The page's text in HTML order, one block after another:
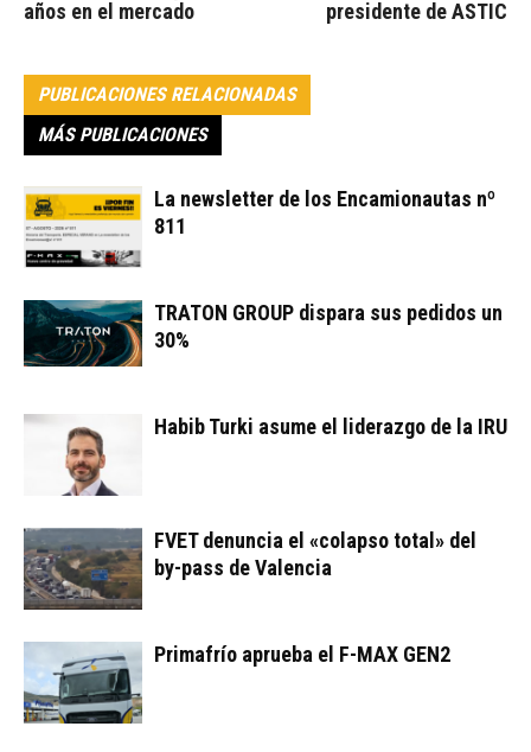
años en el mercado
presidente de ASTIC
PUBLICACIONES RELACIONADAS
MÁS PUBLICACIONES
La newsletter de los Encamionautas nº
811
TRATON GROUP dispara sus pedidos un
30%
Habib Turki asume el liderazgo de la IRU
FVET denuncia el «colapso total» del
by-pass de Valencia
Primafrío aprueba el F-MAX GEN2